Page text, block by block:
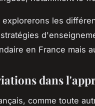
explorerons les
en France mais
dans
comme toute